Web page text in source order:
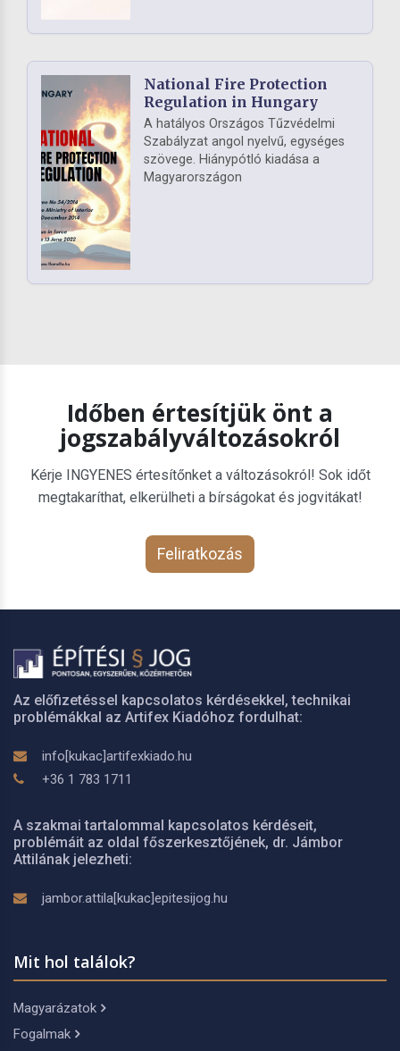
National Fire Protection
Regulation in Hungary
A hatályos Országos Tűzvédelmi
Szabályzat angol nyelvű, egységes
szövege. Hiánypótló kiadása a
Magyarországon
Időben értesítjük önt a
jogszabályváltozásokról
Kérje INGYENES értesítőnket a változásokról! Sok időt
megtakaríthat, elkerülheti a bírságokat és jogvitákat!
Feliratkozás
Az előfizetéssel kapcsolatos kérdésekkel, technikai
problémákkal az Artifex Kiadóhoz fordulhat:
info[kukac]artifexkiado.hu
+36 1 783 1711
A szakmai tartalommal kapcsolatos kérdéseit,
problémáit az oldal főszerkesztőjének, dr. Jámbor
Attilának jelezheti:
jambor.attila[kukac]epitesijog.hu
Mit hol találok?
Magyarázatok
Fogalmak